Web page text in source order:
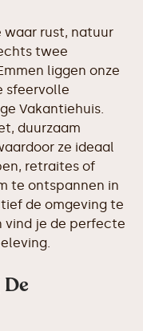
waar rust, natuur
twee
liggen onze
sfeervolle
Vakantiehuis.
duurzaam
ze ideaal
retraites of
te ontspannen in
de omgeving te
vind je de perfecte